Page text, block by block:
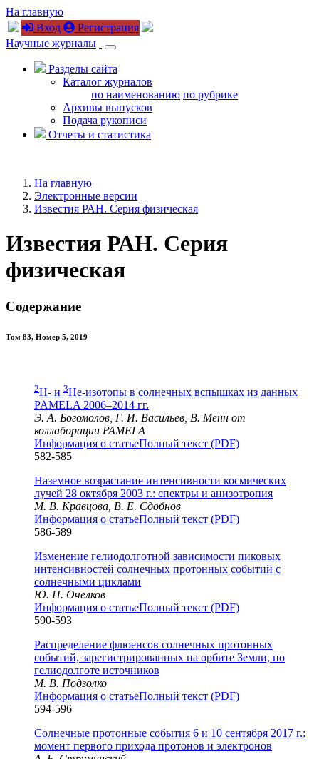
На главную
Вход
Регистрация
Научные журналы
Разделы сайта
Каталог журналов
по наименованию по рубрике
Архивы выпусков
Подача рукописи
Отчеты и статистика
На главную
Электронные версии
Известия РАН. Серия физическая
Известия РАН. Серия
физическая
Содержание
Том 83, Номер 5, 2019
2H- и 3He-изотопы в солнечных вспышках из данных
PAMELA 2006–2014 гг.
Э. А. Богомолов, Г. И. Васильев, В. Менн от
коллаборации PAMELA
Информация о статьеПолный текст (PDF)
582-585
Наземное возрастание интенсивности космических
лучей 28 октября 2003 г.: спектры и анизотропия
М. В. Кравцова, В. Е. Сдобнов
Информация о статьеПолный текст (PDF)
586-589
Изменение гелиодолготной зависимости пиковых
интенсивностей солнечных протонных событий с
солнечными циклами
Ю. П. Очелков
Информация о статьеПолный текст (PDF)
590-593
Распределение флюенсов солнечных протонных
событий, зарегистрированных на орбите Земли, по
гелиодолготе источников
М. В. Подзолко
Информация о статьеПолный текст (PDF)
594-596
Солнечные протонные события 6 и 10 сентября 2017 г.:
момент первого прихода протонов и электронов